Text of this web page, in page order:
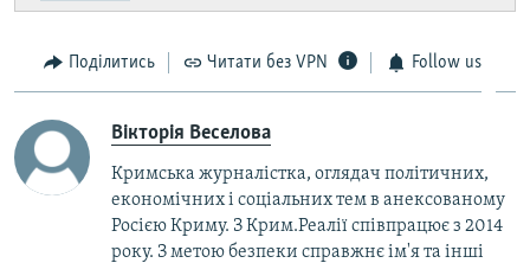
Поділитись Читати без VPN Follow us
Вікторія Веселова
Кримська журналістка, оглядач політичних,
економічних і соціальних тем в анексованому
Росією Криму. З Крим.Реалії співпрацює з 2014
року. З метою безпеки справжнє ім'я та інші